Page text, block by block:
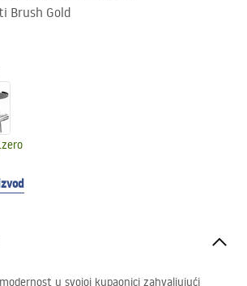
Brush Gold
u svojoj kupaonici zahvaljujući